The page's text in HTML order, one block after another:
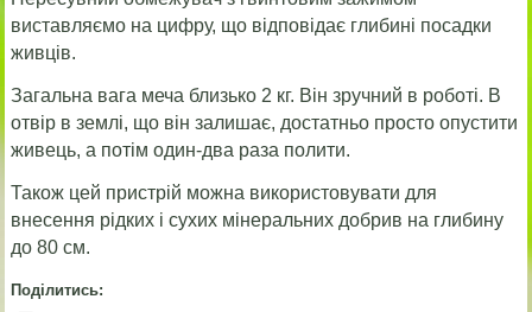
виставляємо на цифру, що відповідає глибині посадки
живців.
Загальна вага меча близько 2 кг. Він зручний в роботі. В
отвір в землі, що він залишає, достатньо просто опустити
живець, а потім один-два раза полити.
Також цей пристрій можна використовувати для
внесення рідких і сухих мінеральних добрив на глибину
до 80 см.
Поділитись: